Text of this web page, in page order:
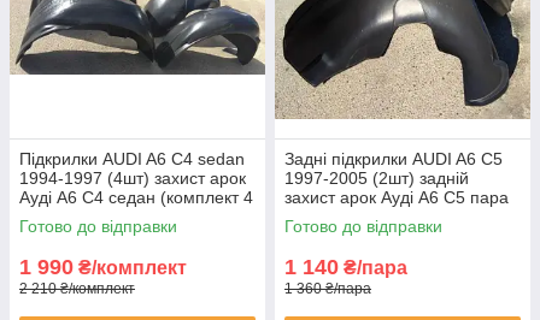
Підкрилки AUDI A6 C4 sedan
1994-1997 (4шт) захист арок
Ауді А6 С4 седан (комплект 4
локера)
Готово до відправки
1 990 ₴/комплект
2 210 ₴/комплект
Задні підкрилки AUDI A6 C5
1997-2005 (2шт) задній
захист арок Ауді А6 С5 пара
задніх локерів
Готово до відправки
1 140 ₴/пара
1 360 ₴/пара